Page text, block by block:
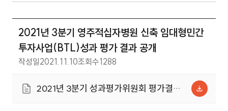
2021년 3분기 영주적십자병원 신축 임대형민간
투자사업(BTL)성과 평가 결과 공개
작성일2021.11.10조회수1288
2021년 3분기 성과평가위원회 평가결